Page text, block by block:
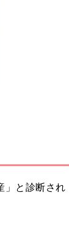
」と診断され